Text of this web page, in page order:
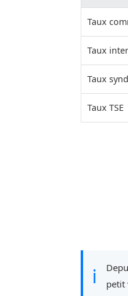
Taux
Taux
Taux
Taux TSE
ℹ
petit